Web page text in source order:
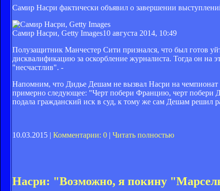
Самир Насри фактически объявил о завершении
Самир Насри, Getty Images10 августа 2014, 10:49
Полузащитник Манчестер Сити признался, что был готов
дисквалификацию за оскорбление журналиста. Тогда он на
"несчастлив". -
Напомним, что Дидье Дешам не вызвал Насри на чемпионат
примерно следующее: "Черт побери Францию, черт побери
подала гражданский иск в суд, к тому же сам Дешам решил
10.03.2015 | Комментарии: 0 | Читать полностью
Насри: "Возможно, я покину